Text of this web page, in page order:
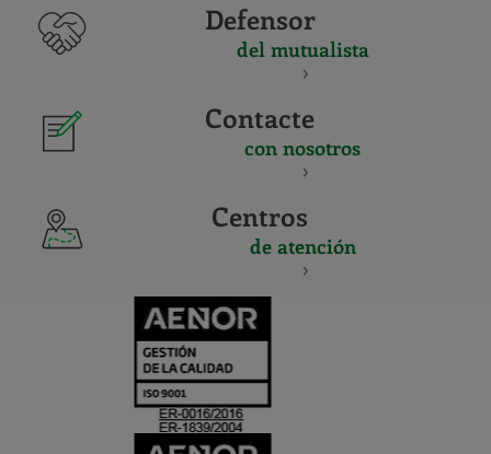
Defensor
del mutualista
Contacte
con nosotros
Centros
de atención